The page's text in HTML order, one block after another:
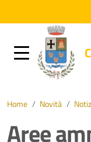
Home / Novità /
Aree